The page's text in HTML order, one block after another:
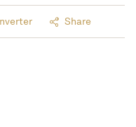
Share